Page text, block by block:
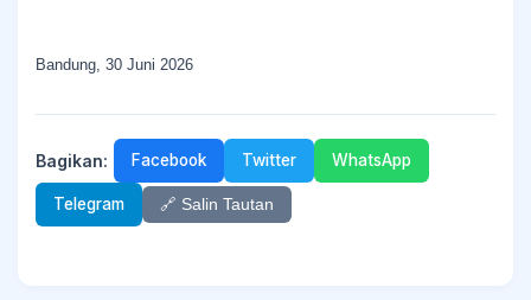
Bandung, 30 Juni 2026
Bagikan: Facebook Twitter WhatsApp
Telegram 🔗 Salin Tautan